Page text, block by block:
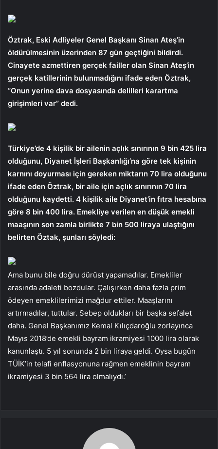
Öztrak, Eski Adliyeler Genel Başkanı Sinan Ateş’in
öldürülmesinin üzerinden 87 gün geçtiğini bildirdi.
Cinayete azmettiren gerçek failler olan Sinan Ateş’in
gerçek katillerinin bulunmadığını ifade eden Öztrak,
“Onun yerine dava dosyasında delilleri karartma
girişimleri var” dedi.
Türkiye’de 4 kişilik bir ailenin açlık sınırının 9 bin 425 lira
olduğunu, Diyanet İşleri Başkanlığı’na göre tek kişinin
karnını doyurması için gereken miktarın 70 lira olduğunu
ifade eden Öztrak, bir aile için açlık sınırının 70 lira
olduğunu kaydetti. 4 kişilik aile Diyanet’in fıtra hesabına
göre 8 bin 400 lira. Emekliye verilen en düşük emekli
maaşının son zamla birlikte 7 bin 500 liraya ulaştığını
belirten Öztak, şunları söyledi:
Ama bunu bile doğru dürüst yapamadılar. Emekliler
arasında adaleti bozdular. Çalışırken daha fazla prim
ödeyen emeklilerimizi mağdur ettiler. Maaşlarını
artırmadılar, tuttular. Sebep oldukları bir başka sefalet
daha. Genel Başkanımız Kemal Kılıçdaroğlu zorlayınca
Mayıs 2018’de emekli bayram ikramiyesi 1000 lira olarak
kanunlaştı. 5 yıl sonunda 2 bin liraya geldi. Oysa bugün
TÜİK’in telafi enflasyonuna rağmen emeklinin bayram
ikramiyesi 3 bin 564 lira olmalıydı.’